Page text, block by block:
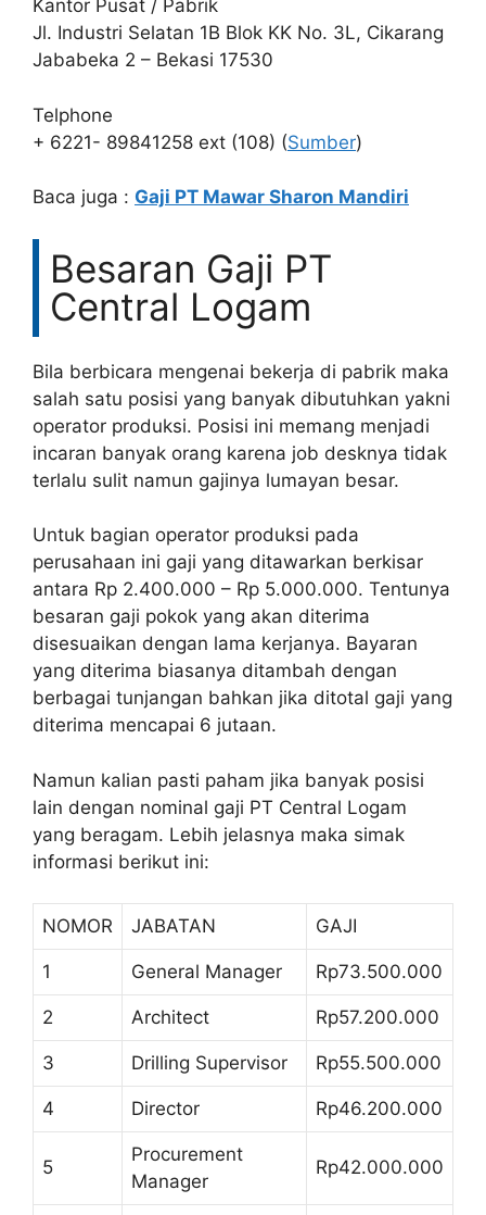
Kantor Pusat / Pabrik
Jl. Industri Selatan 1B Blok KK No. 3L, Cikarang
Jababeka 2 – Bekasi 17530
Telphone
+ 6221- 89841258 ext (108) (Sumber)
Baca juga : Gaji PT Mawar Sharon Mandiri
Besaran Gaji PT
Central Logam
Bila berbicara mengenai bekerja di pabrik maka
salah satu posisi yang banyak dibutuhkan yakni
operator produksi. Posisi ini memang menjadi
incaran banyak orang karena job desknya tidak
terlalu sulit namun gajinya lumayan besar.
Untuk bagian operator produksi pada
perusahaan ini gaji yang ditawarkan berkisar
antara Rp 2.400.000 – Rp 5.000.000. Tentunya
besaran gaji pokok yang akan diterima
disesuaikan dengan lama kerjanya. Bayaran
yang diterima biasanya ditambah dengan
berbagai tunjangan bahkan jika ditotal gaji yang
diterima mencapai 6 jutaan.
Namun kalian pasti paham jika banyak posisi
lain dengan nominal gaji PT Central Logam
yang beragam. Lebih jelasnya maka simak
informasi berikut ini:
NOMOR JABATAN GAJI
1 General Manager Rp73.500.000
2 Architect Rp57.200.000
3 Drilling Supervisor Rp55.500.000
4 Director Rp46.200.000
5
Procurement
Manager
Rp42.000.000